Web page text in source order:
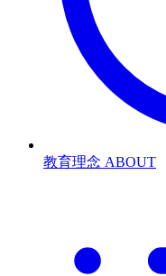
教育理念 ABOUT